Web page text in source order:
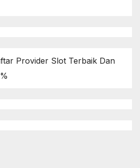
Provider Slot Terbaik Dan